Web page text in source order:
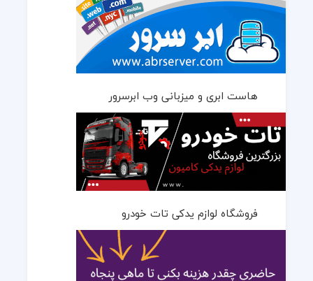
هاست ابری و میزبانی وب ابرسرور
فروشگاه لوازم یدکی تات خودرو